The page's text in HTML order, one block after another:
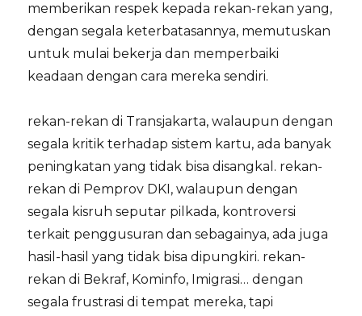
memberikan respek kepada rekan-rekan yang,
dengan segala keterbatasannya, memutuskan
untuk mulai bekerja dan memperbaiki
keadaan dengan cara mereka sendiri.
rekan-rekan di Transjakarta, walaupun dengan
segala kritik terhadap sistem kartu, ada banyak
peningkatan yang tidak bisa disangkal. rekan-
rekan di Pemprov DKI, walaupun dengan
segala kisruh seputar pilkada, kontroversi
terkait penggusuran dan sebagainya, ada juga
hasil-hasil yang tidak bisa dipungkiri. rekan-
rekan di Bekraf, Kominfo, Imigrasi… dengan
segala frustrasi di tempat mereka, tapi